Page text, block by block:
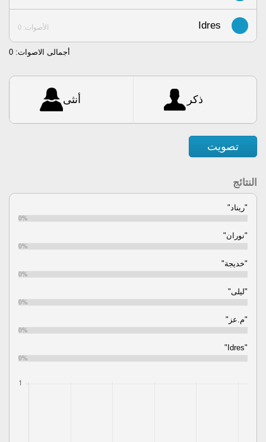
الأصوات: 0 Idres
أجمالى الاصوات: 0
ذكر أنثى
تصويت
النتائج
"ريناد"
0%
"نوران"
0%
"خديجة"
0%
"ليلى"
0%
"م.عز"
0%
"Idres"
0%